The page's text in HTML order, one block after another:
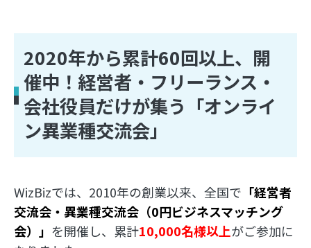
2020年から累計60回以上、開
催中！経営者・フリーランス・
会社役員だけが集う「オンライ
ン異業種交流会」
WizBizでは、2010年の創業以来、全国で 「経営者
交流会・異業種交流会（0円ビジネスマッチング
会）」 を開催し、累計10,000名様以上がご参加に